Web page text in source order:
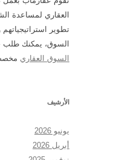
العقاري لمساعدة
تطوير
السوق، يمكنك طلب
السوق العقاري
الأرشيف
يونيو 2026
أبريل 2026